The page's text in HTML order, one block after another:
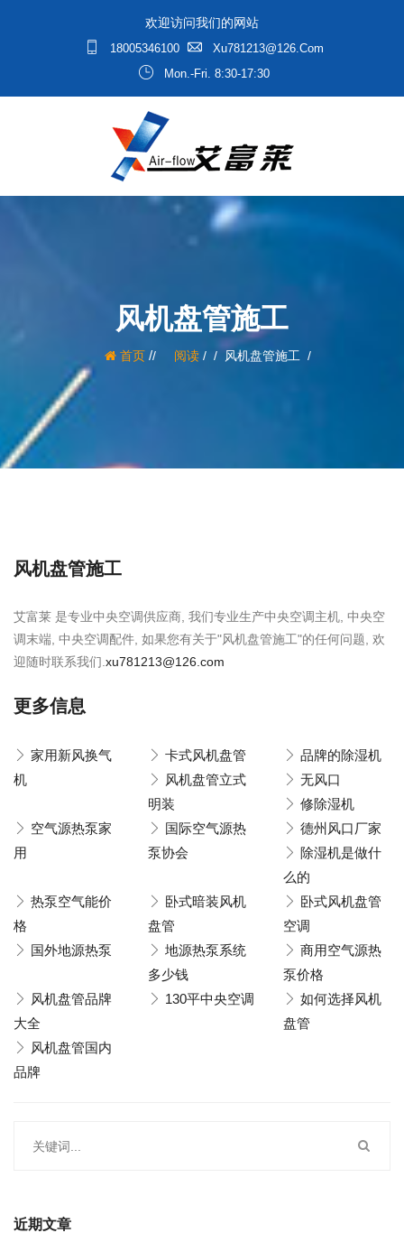
欢迎访问我们的网站
18005346100
Xu781213@126.com
Mon.-Fri. 8:30-17:30
风机盘管施工
首页/ 阅读/ 风机盘管施工
风机盘管施工
艾富莱 是专业中央空调供应商, 我们专业生产中央空调主机, 中央空
调末端, 中央空调配件, 如果您有关于"风机盘管施工"的任何问题, 欢
迎随时联系我们. xu781213@126.com
更多信息
家用新风换气
机
卡式风机盘管
品牌的除湿机
风机盘管立式
明装
无风口
修除湿机
空气源热泵家
用
国际空气源热
泵协会
德州风口厂家
除湿机是做什
么的
热泵空气能价
格
卧式暗装风机
盘管
卧式风机盘管
空调
国外地源热泵
地源热泵系统
多少钱
商用空气源热
泵价格
风机盘管品牌
大全
130平中央空调
如何选择风机
盘管
风机盘管国内
品牌
近期文章